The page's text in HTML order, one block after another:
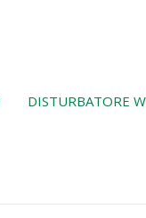
DISTURBATORE